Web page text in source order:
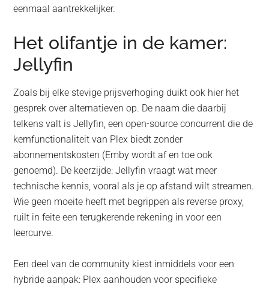
eenmaal aantrekkelijker.
Het olifantje in de kamer:
Jellyfin
Zoals bij elke stevige prijsverhoging duikt ook hier het
gesprek over alternatieven op. De naam die daarbij
telkens valt is Jellyfin, een open-source concurrent die de
kernfunctionaliteit van Plex biedt zonder
abonnementskosten (Emby wordt af en toe ook
genoemd). De keerzijde: Jellyfin vraagt wat meer
technische kennis, vooral als je op afstand wilt streamen.
Wie geen moeite heeft met begrippen als reverse proxy,
ruilt in feite een terugkerende rekening in voor een
leercurve.
Een deel van de community kiest inmiddels voor een
hybride aanpak: Plex aanhouden voor specifieke